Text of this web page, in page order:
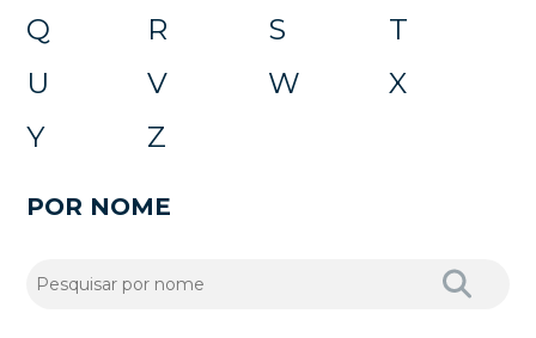
Q
R S
T
U
V W
X
Y
Z
POR NOME